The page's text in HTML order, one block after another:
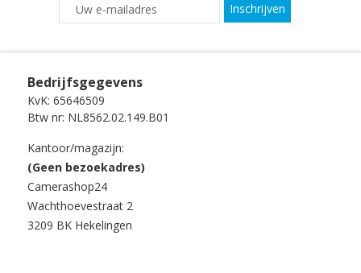
Inschrijven
Bedrijfsgegevens
KvK: 65646509
Btw nr: NL8562.02.149.B01
Kantoor/magazijn:
(Geen bezoekadres)
Camerashop24
Wachthoevestraat 2
3209 BK Hekelingen